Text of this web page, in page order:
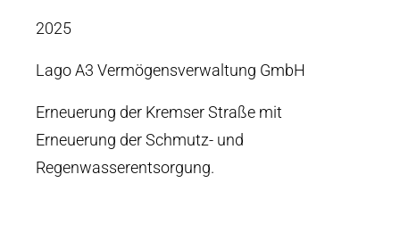
2025
Lago A3 Vermögensverwaltung GmbH
Erneuerung der Kremser Straße mit
Erneuerung der Schmutz- und
Regenwasserentsorgung.